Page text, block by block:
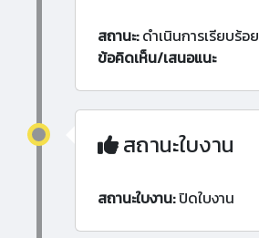
สถานะ:ดำเนินการเรียบร้อย
ข้อคิดเห็น/เสนอแนะ
สถานะใบงาน
สถานะใบงาน:ปิดใบงาน